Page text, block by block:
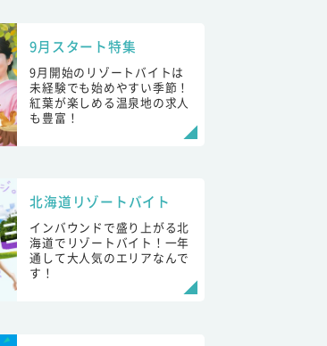
9月スタート特集
9月開始のリゾートバイトは
未経験でも始めやすい季節！
紅葉が楽しめる温泉地の求人
も豊富！
北海道リゾートバイト
インバウンドで盛り上がる北
海道でリゾートバイト！一年
通して大人気のエリアなんで
す！